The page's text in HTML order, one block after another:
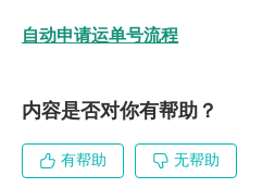
自动申请运单号流程
内容是否对你有帮助？
有帮助 无帮助